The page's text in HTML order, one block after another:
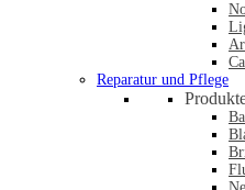
Reparatur und Pflege